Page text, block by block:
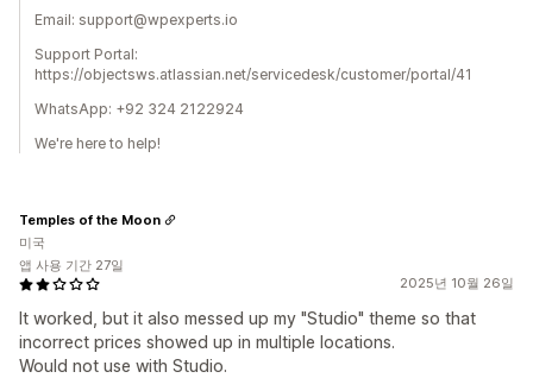
Email: support@wpexperts.io
Support Portal:
https://objectsws.atlassian.net/servicedesk/customer/portal/41
WhatsApp: +92 324 2122924
We're here to help!
2025년 10월 26일
It worked, but it also messed up my "Studio" theme so that
incorrect prices showed up in multiple locations.
Would not use with Studio.
Temples of the Moon
미국
앱 사용 기간 27일